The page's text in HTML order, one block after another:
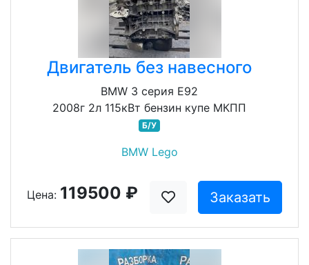
Двигатель без навесного
BMW 3 серия E92
2008г 2л 115кВт бензин купе МКПП
Б/У
BMW Lego
Цена: 119500 ₽ Заказать